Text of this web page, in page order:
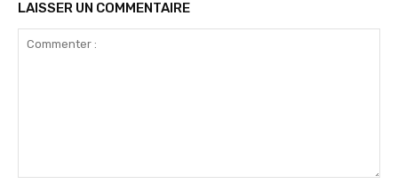
LAISSER UN COMMENTAIRE